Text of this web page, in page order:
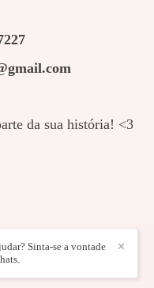
da sua história! <3
✕
Sinta-se a vontade